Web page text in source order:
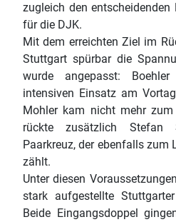
zugleich den
für die DJK.
Mit dem erreichten Ziel im
Stuttgart spürbar die
wurde angepasst:
intensiven Einsatz am
Mohler kam nicht mehr
rückte zusätzlich Stefan
Paarkreuz, der ebenfalls zum
zählt.
Unter diesen
stark aufgestellte
Beide Eingangsdoppel